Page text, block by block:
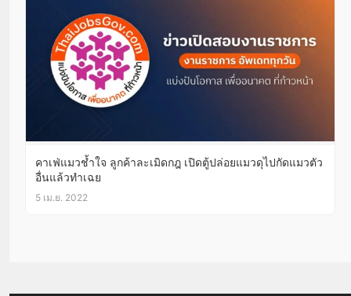
คาเฟ่แมวช้ำใจ ลูกค้าละเมิดกฎ เปิดตู้ปล่อยแมวดุไปกัดแมวตัว
อื่นแล้วทำเฉย
5 เม.ย. 2022